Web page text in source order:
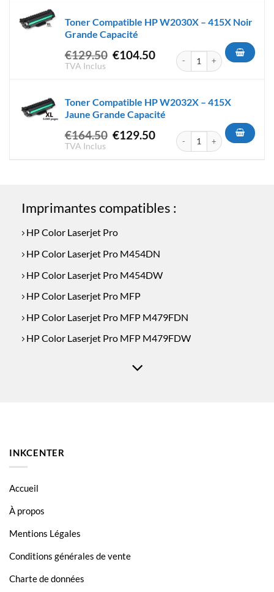
€164.50.
€129.50.
Toner Compatible HP W2030X – 415X Noir
Grande Capacité
€129.50 Le
€129.50.
€104.50Le
€104.50.
TVA Inclus
quantité de Toner
Toner Compatible HP W2032X – 415X
Jaune Grande Capacité
€164.50 Le
€129.50Le
TVA Inclus
quantité de Toner
Imprimantes compatibles :
HP Color Laserjet Pro
HP Color Laserjet Pro M454DN
HP Color Laserjet Pro M454DW
HP Color Laserjet Pro MFP
HP Color Laserjet Pro MFP M479FDN
HP Color Laserjet Pro MFP M479FDW
INKCENTER
Accueil
À propos
Mentions Légales
Conditions générales de vente
Charte de données